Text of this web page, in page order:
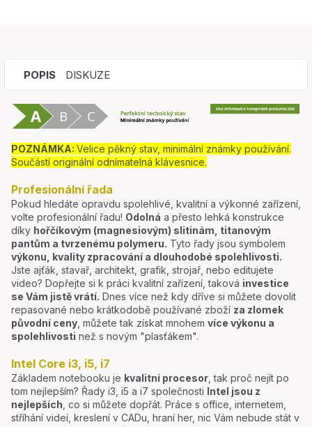
POPIS DISKUZE
POZNÁMKA: Velice pěkný stav, minimální známky používání.
Součástí originální odnímatelná klávesnice.
Profesionální řada
Pokud hledáte opravdu spolehlivé, kvalitní a výkonné zařízení,
volte profesionální řadu! Odolná a přesto lehká konstrukce
díky hořčíkovým (magnesiovým) slitinám, titanovým
pantům a tvrzenému polymeru. Tyto řady jsou symbolem
výkonu, kvality zpracování a dlouhodobé spolehlivosti.
Jste ajťák, stavař, architekt, grafik, strojař, nebo editujete
video? Dopřejte si k práci kvalitní zařízení, taková investice
se Vám jistě vrátí. Dnes více než kdy dříve si můžete dovolit
repasované nebo krátkodobě používané zboží za zlomek
původní ceny, můžete tak získat mnohem více výkonu a
spolehlivosti než s novým "plasťákem".
Intel Core i3, i5, i7
Základem notebooku je kvalitní procesor, tak proč nejít po
tom nejlepším? Řady i3, i5 a i7 společnosti Intel jsou z
nejlepších, co si můžete dopřát. Práce s office, internetem,
stříhání videí, kreslení v CADu, hraní her, nic Vám nebude stát v